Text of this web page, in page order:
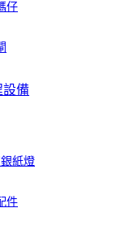
仔
設備
紙燈
件